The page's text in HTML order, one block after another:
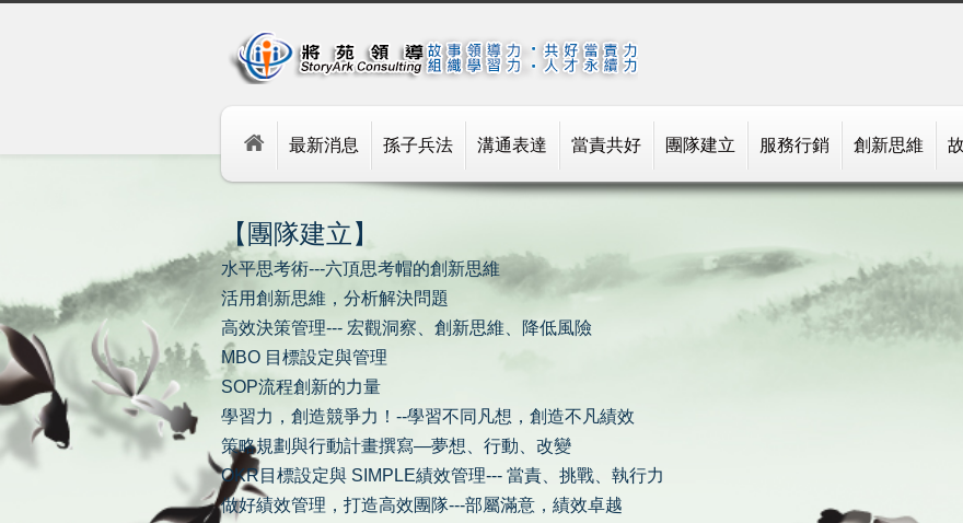
最新消息 孫子兵法 溝通表達 當責共好 團隊建立 服務行銷 創新思維
【團隊建立】
水平思考術---六頂思考帽的創新思維
活用創新思維，分析解決問題
高效決策管理--- 宏觀洞察、創新思維、降低風險
MBO 目標設定與管理
SOP流程創新的力量
學習力，創造競爭力！--學習不同凡想，創造不凡績效
策略規劃與行動計畫撰寫—夢想、行動、改變
OKR目標設定與 SIMPLE績效管理--- 當責、挑戰、執行力
做好績效管理，打造高效團隊---部屬滿意，績效卓越